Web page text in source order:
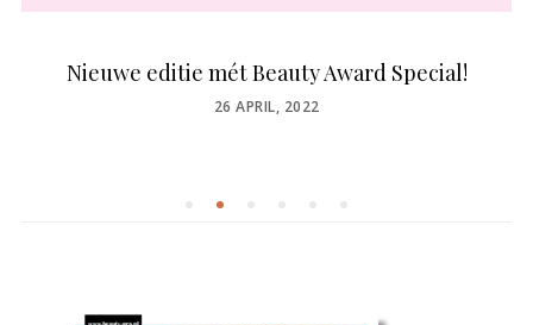
Nieuwe editie mét Beauty Award Special!
POSTED
26 APRIL, 2022